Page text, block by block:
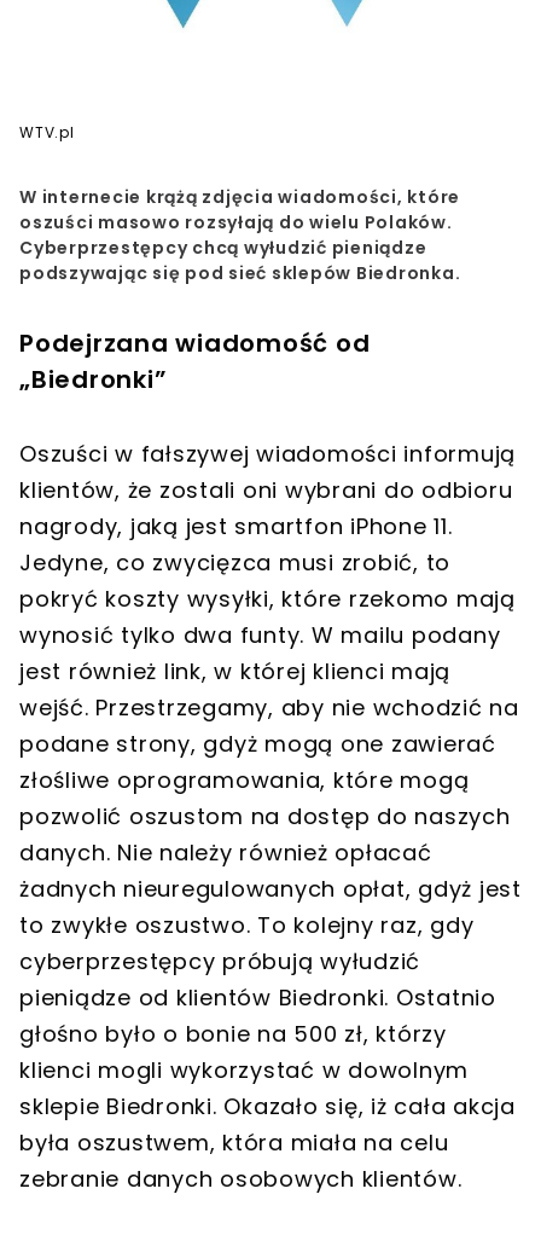
WTV.pl
W internecie krążą zdjęcia wiadomości, które
oszuści masowo rozsyłają do wielu Polaków.
Cyberprzestępcy chcą wyłudzić pieniądze
podszywając się pod sieć sklepów Biedronka.
Podejrzana wiadomość od
„Biedronki”
Oszuści w fałszywej wiadomości informują
klientów, że zostali oni wybrani do odbioru
nagrody, jaką jest smartfon iPhone 11.
Jedyne, co zwycięzca musi zrobić, to
pokryć koszty wysyłki, które rzekomo mają
wynosić tylko dwa funty. W mailu podany
jest również link, w której klienci mają
wejść. Przestrzegamy, aby nie wchodzić na
podane strony, gdyż mogą one zawierać
złośliwe oprogramowania, które mogą
pozwolić oszustom na dostęp do naszych
danych. Nie należy również opłacać
żadnych nieuregulowanych opłat, gdyż jest
to zwykłe oszustwo. To kolejny raz, gdy
cyberprzestępcy próbują wyłudzić
pieniądze od klientów Biedronki. Ostatnio
głośno było o bonie na 500 zł, którzy
klienci mogli wykorzystać w dowolnym
sklepie Biedronki. Okazało się, iż cała akcja
była oszustwem, która miała na celu
zebranie danych osobowych klientów.